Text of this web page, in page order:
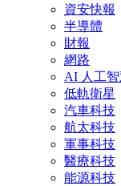
資安快報
半導體
財報
網路
AI 人工
低軌衛星
汽車科技
航太科技
軍事科技
醫療科技
能源科技